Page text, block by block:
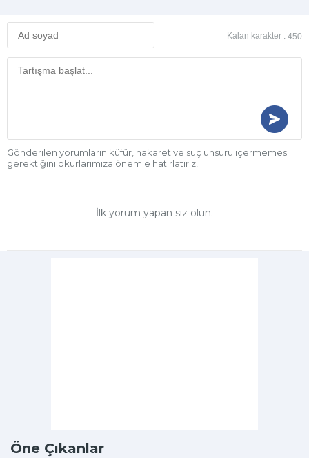
Kalan karakter : 450
Gönderilen yorumların küfür, hakaret ve suç unsuru içermemesi
gerektiğini okurlarımıza önemle hatırlatırız!
İlk yorum yapan siz olun.
Öne Çıkanlar